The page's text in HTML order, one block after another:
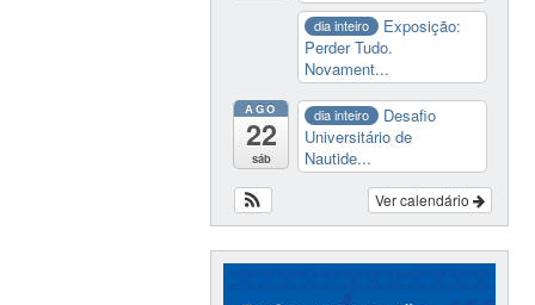
dia inteiro
Exposição:
Perder Tudo.
Novament...
AGO
22
sáb
dia inteiro
Desafio
Universitário de
Nautide...
Ver calendário